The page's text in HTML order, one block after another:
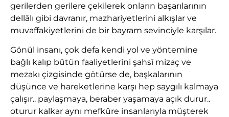
gerilerden gerilere çekilerek onların başarılarının
dellâlı gibi davranır, mazhariyetlerini alkışlar ve
muvaffakiyetlerini de bir bayram sevinciyle karşılar.
Gönül insanı, çok defa kendi yol ve yöntemine
bağlı kalıp bütün faaliyetlerini şahsî mizaç ve
mezakı çizgisinde götürse de, başkalarının
düşünce ve hareketlerine karşı hep saygılı kalmaya
çalışır.. paylaşmaya, beraber yaşamaya açık durur..
oturur kalkar aynı mefkûre insanlarıyla müşterek